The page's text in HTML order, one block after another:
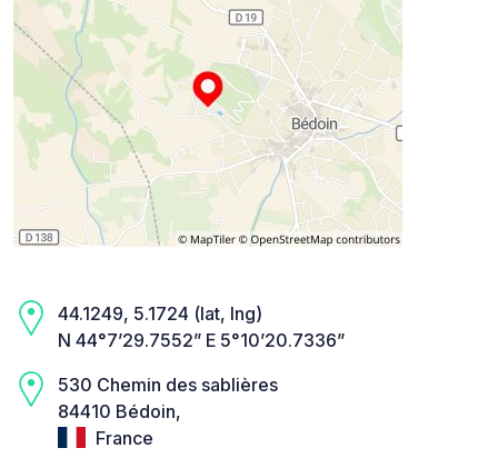
44.1249, 5.1724 (lat, lng)
N 44°7’29.7552” E 5°10’20.7336”
530 Chemin des sablières
84410 Bédoin,
France